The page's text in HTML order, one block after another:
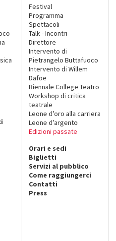
Festival
Programma
Spettacoli
Talk - Incontri
Direttore
Intervento di
Pietrangelo Buttafuoco
Intervento di Willem
Dafoe
Biennale College Teatro
Workshop di critica
teatrale
Leone d’oro alla carriera
Leone d’argento
Edizioni passate
Orari e sedi
Biglietti
Servizi al pubblico
Come raggiungerci
Contatti
Press